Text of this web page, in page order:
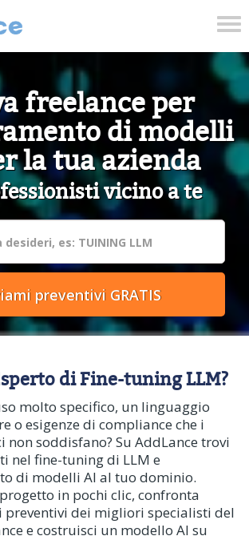
freelance per
di modelli
la tua azienda
vicino a te
di Fine-tuning LLM?
molto specifico, un linguaggio
o esigenze di compliance che i
non soddisfano? Su AddLance trovi
nel fine-tuning di LLM e
di modelli AI al tuo dominio.
in pochi clic, confronta
preventivi dei migliori specialisti del
e costruisci un modello AI su